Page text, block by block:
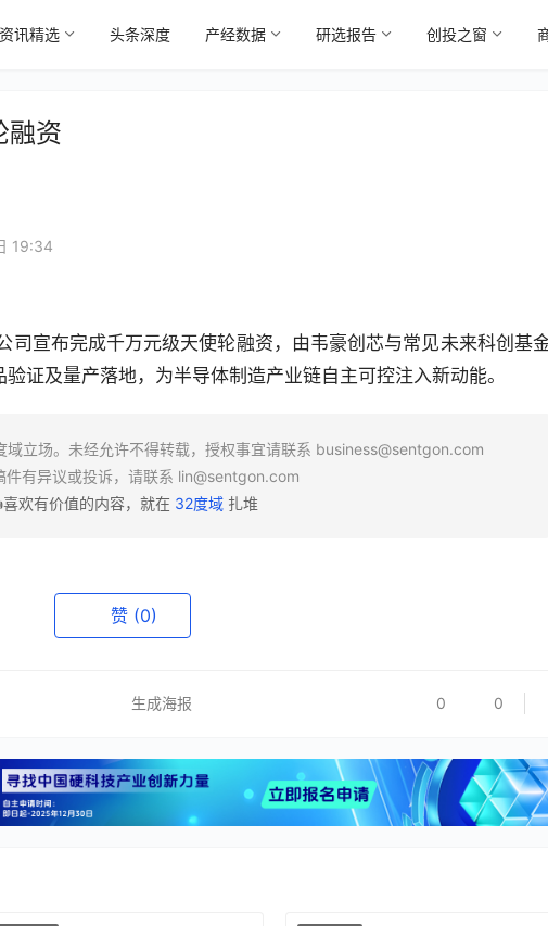
资讯精选 头条深度 产经数据 研选报告 创投之窗
融资
19:34
司宣布完成千万元级天使轮融资，由韦豪创芯与常见未来科创基
证及量产落地，为半导体制造产业链自主可控注入新动能。
立场。未经允许不得转载，授权事宜请联系 business@sentgon.com
件有异议或投诉，请联系 lin@sentgon.com
喜欢有价值的内容，就在 32度域扎堆
赞 (0)
生成海报 0 0